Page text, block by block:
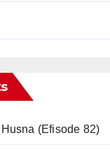
(Efisode 82)